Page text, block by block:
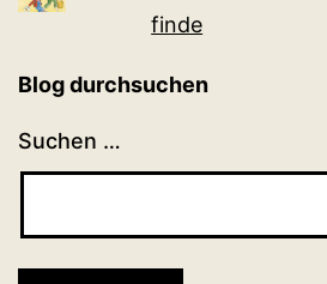
finde
Blog durchsuchen
Suchen …